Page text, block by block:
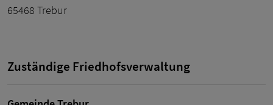
65468 Trebur
Zuständige Friedhofsverwaltung